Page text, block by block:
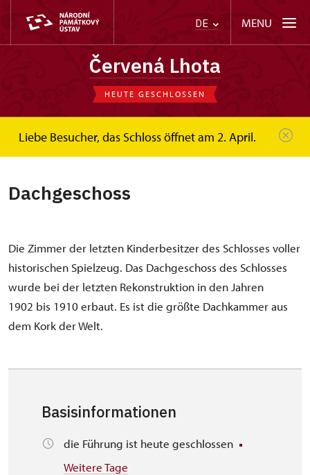
DE MENU
Červená Lhota
HEUTE GESCHLOSSEN
Liebe Besucher, das Schloss öffnet am 2. April.
Červená Lhota Dachgeschoss
Dachgeschoss
Die Zimmer der letzten Kinderbesitzer des Schlosses voller
historischen Spielzeug. Das Dachgeschoss des Schlosses
wurde bei der letzten Rekonstruktion in den Jahren
1902 bis 1910 erbaut. Es ist die größte Dachkammer aus
dem Kork der Welt.
Basisinformationen
die Führung ist heute geschlossen
Weitere Tage